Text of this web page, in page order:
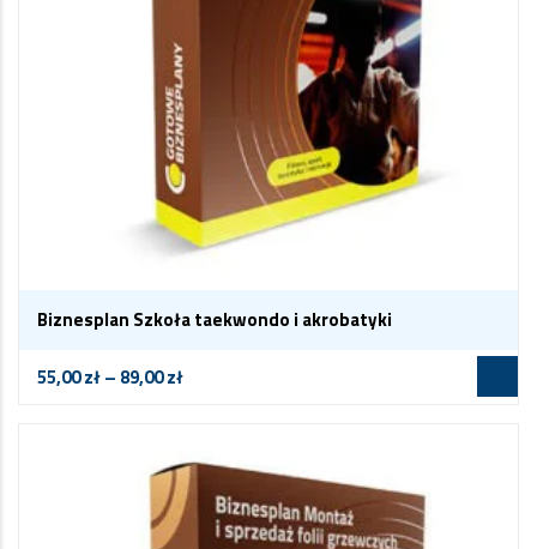
Biznesplan Szkoła taekwondo i akrobatyki
55,00zł– 89,00zł